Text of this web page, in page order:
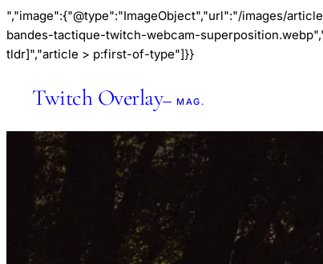
","image":{"@type":"ImageObject","url":"/images/
bandes-tactique-twitch-webcam-
tldr]","article > p:first-of-type"]}}
Twitch Overlay— MAG.